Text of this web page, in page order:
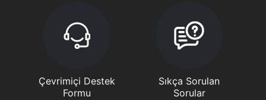
Çevrimiçi Destek
Formu
Sıkça Sorulan
Sorular